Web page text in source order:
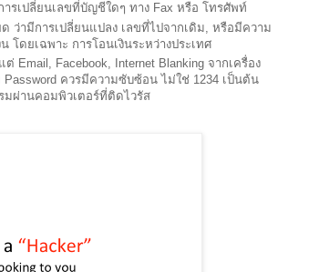
ารเปลี่ยนเลขที่บัญชีใดๆ ทาง Fax หรือ โทรศัพท์
ด ว่ามีการเปลี่ยนแปลง เลขที่ไปจากเดิม หรือมีความ
น โดยเฉพาะ การโอนเงินระหว่างประเทศ
ต่ Email, Facebook, Internet Blanking จากเครื่อง
ควรมีความซับซ้อน ไม่ใช่ 1234 เป็นต้น
มผ่านคอมพิวเตอร์ที่ติดไวรัส